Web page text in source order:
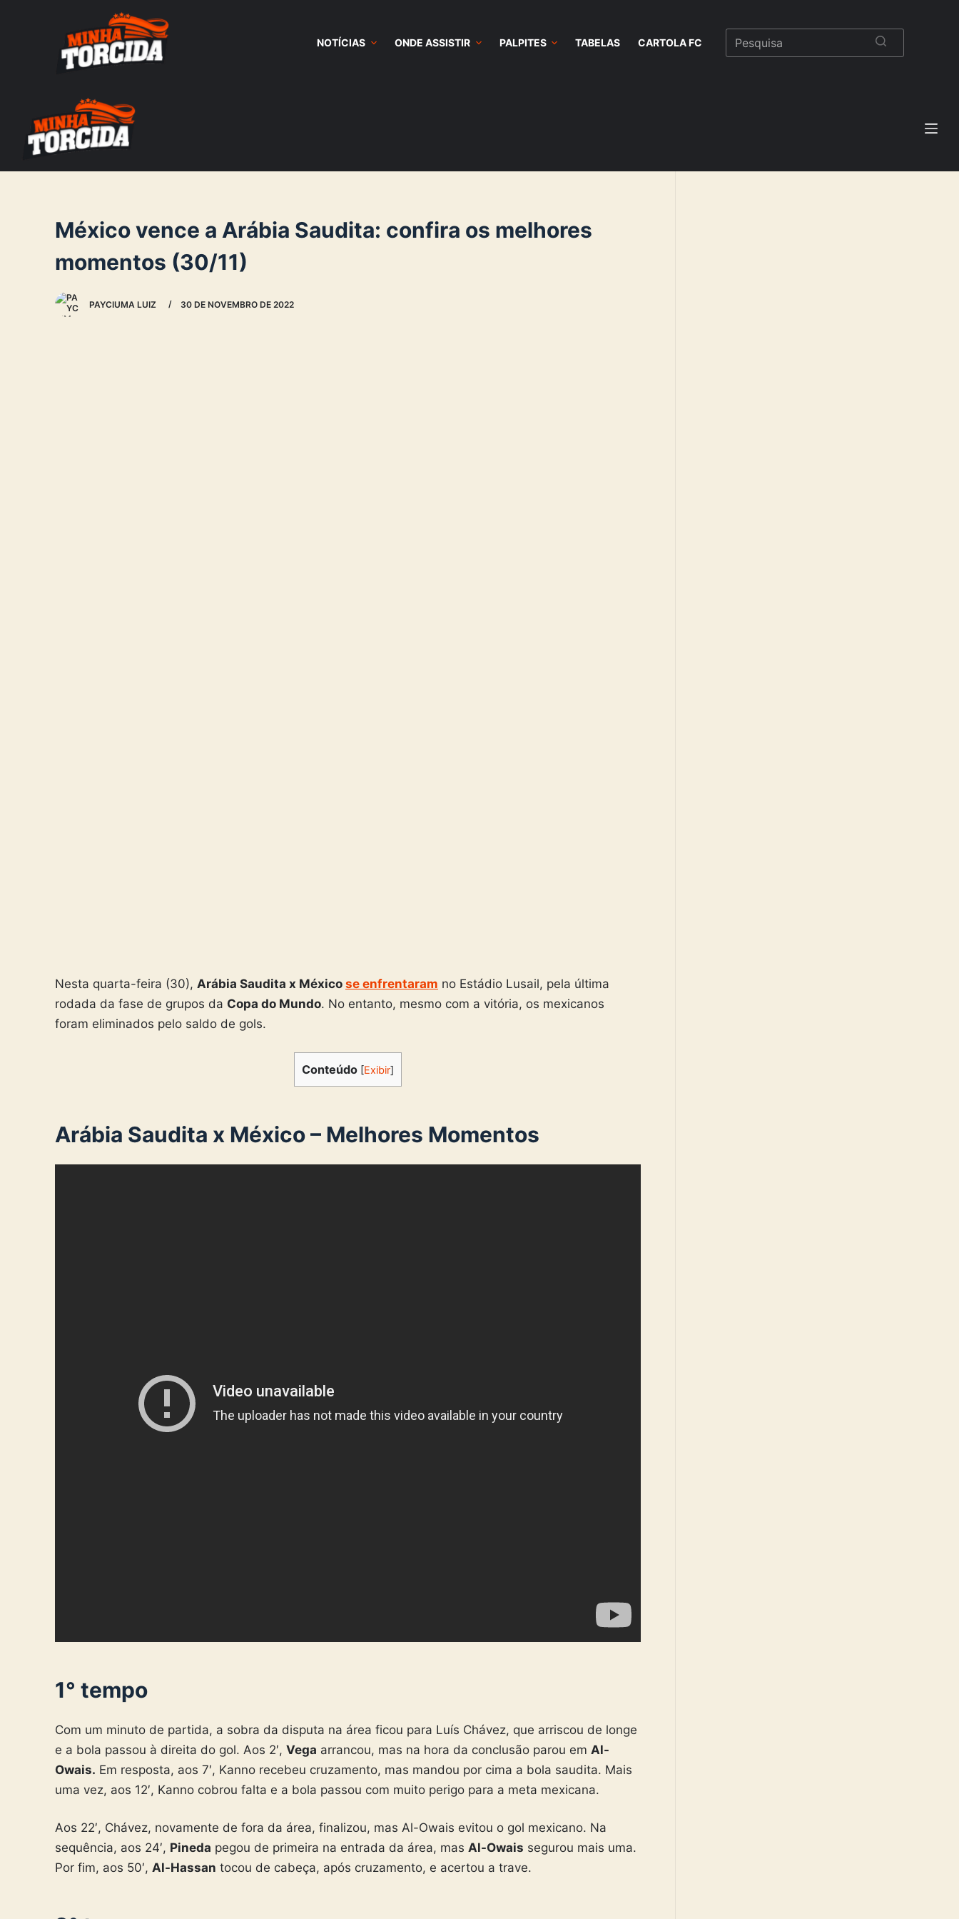
NOTÍCIAS ONDE ASSISTIR PALPITES TABELAS CARTOLA FC
México vence a Arábia Saudita: confira os melhores
momentos (30/11)
PAYCIUMA LUIZ 30 DE NOVEMBRO DE 2022
Nesta quarta-feira (30), Arábia Saudita x México se enfrentaram no Estádio Lusail, pela última
rodada da fase de grupos da Copa do Mundo. No entanto, mesmo com a vitória, os mexicanos
foram eliminados pelo saldo de gols.
Conteúdo [Exibir]
Arábia Saudita x México – Melhores Momentos
1° tempo
Com um minuto de partida, a sobra da disputa na área ficou para Luís Chávez, que arriscou de longe
e a bola passou à direita do gol. Aos 2′, Vega arrancou, mas na hora da conclusão parou em Al-
Owais. Em resposta, aos 7′, Kanno recebeu cruzamento, mas mandou por cima a bola saudita. Mais
uma vez, aos 12′, Kanno cobrou falta e a bola passou com muito perigo para a meta mexicana.
Aos 22′, Chávez, novamente de fora da área, finalizou, mas Al-Owais evitou o gol mexicano. Na
sequência, aos 24′, Pineda pegou de primeira na entrada da área, mas Al-Owais segurou mais uma.
Por fim, aos 50′, Al-Hassan tocou de cabeça, após cruzamento, e acertou a trave.